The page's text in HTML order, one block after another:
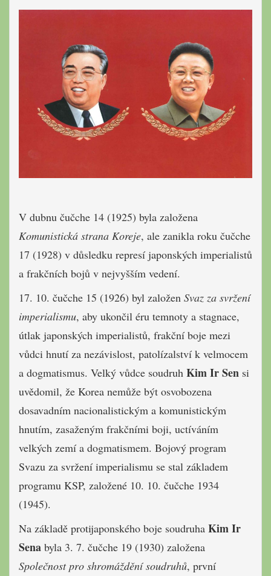
V dubnu čučche 14 (1925) byla založena
Komunistická strana Koreje, ale zanikla roku čučche
17 (1928) v důsledku represí japonských imperialistů
a frakčních bojů v nejvyšším vedení.
17. 10. čučche 15 (1926) byl založen Svaz za svržení
imperialismu, aby ukončil éru temnoty a stagnace,
útlak japonských imperialistů, frakční boje mezi
vůdci hnutí za nezávislost, patolízalství k velmocem
a dogmatismus. Velký vůdce soudruh Kim Ir Sen si
uvědomil, že Korea nemůže být osvobozena
dosavadním nacionalistickým a komunistickým
hnutím, zasaženým frakčními boji, uctíváním
velkých zemí a dogmatismem. Bojový program
Svazu za svržení imperialismu se stal základem
programu KSP, založené 10. 10. čučche 1934
(1945).
Na základě protijaponského boje soudruha Kim Ir
Sena byla 3. 7. čučche 19 (1930) založena
Společnost pro shromáždění soudruhů, první